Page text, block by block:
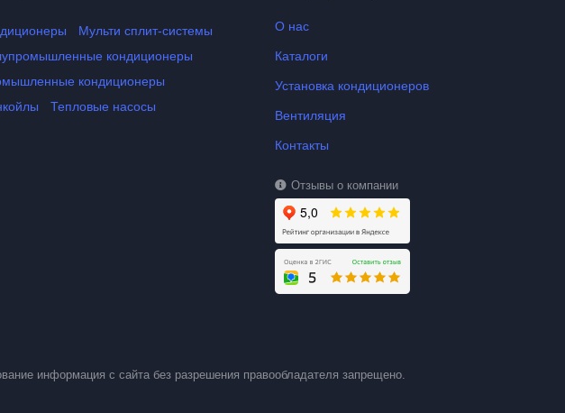
Мульти сплит-системы
кондиционеры
кондиционеры
Тепловые насосы
О нас
Каталоги
Установка кондиционеров
Вентиляция
Контакты
Отзывы о компании
информация с сайта без разрешения правообладателя запрещено.